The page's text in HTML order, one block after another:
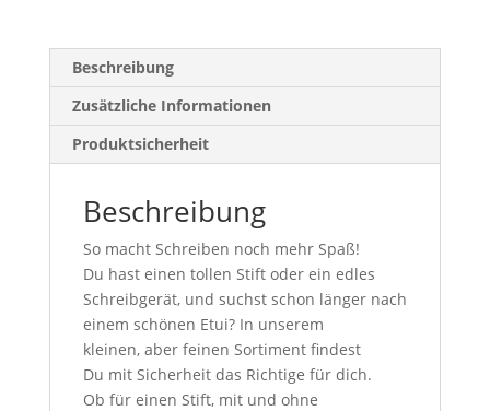
Beschreibung
Zusätzliche Informationen
Produktsicherheit
Beschreibung
So macht Schreiben noch mehr Spaß!
Du hast einen tollen Stift oder ein edles
Schreibgerät, und suchst schon länger nach
einem schönen Etui? In unserem
kleinen,aber feinen Sortiment findest
Du mit Sicherheit das Richtige für dich.
Ob für einen Stift, mit und ohne